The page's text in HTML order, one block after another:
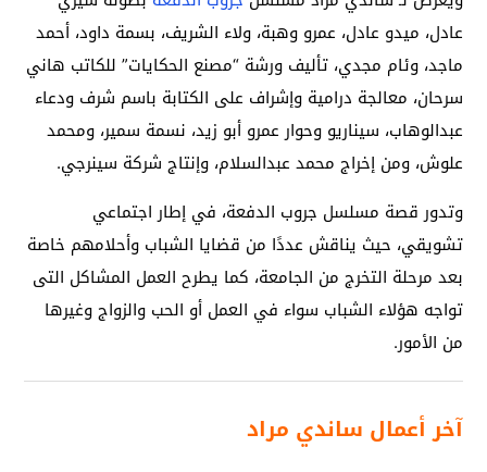
عادل، ميدو عادل، عمرو وهبة، ولاء الشريف، بسمة داود، أحمد
ماجد، وئام مجدي، تأليف ورشة “مصنع الحكايات” للكاتب هاني
سرحان، معالجة درامية وإشراف على الكتابة باسم شرف ودعاء
عبدالوهاب، سيناريو وحوار عمرو أبو زيد، نسمة سمير، ومحمد
علوش، ومن إخراج محمد عبدالسلام، وإنتاج شركة سينرجي.
وتدور قصة مسلسل جروب الدفعة، في إطار اجتماعي
تشويقي، حيث يناقش عددًا من قضايا الشباب وأحلامهم خاصة
بعد مرحلة التخرج من الجامعة، كما يطرح العمل المشاكل التى
تواجه هؤلاء الشباب سواء في العمل أو الحب والزواج وغيرها
من الأمور.
آخر أعمال ساندي مراد